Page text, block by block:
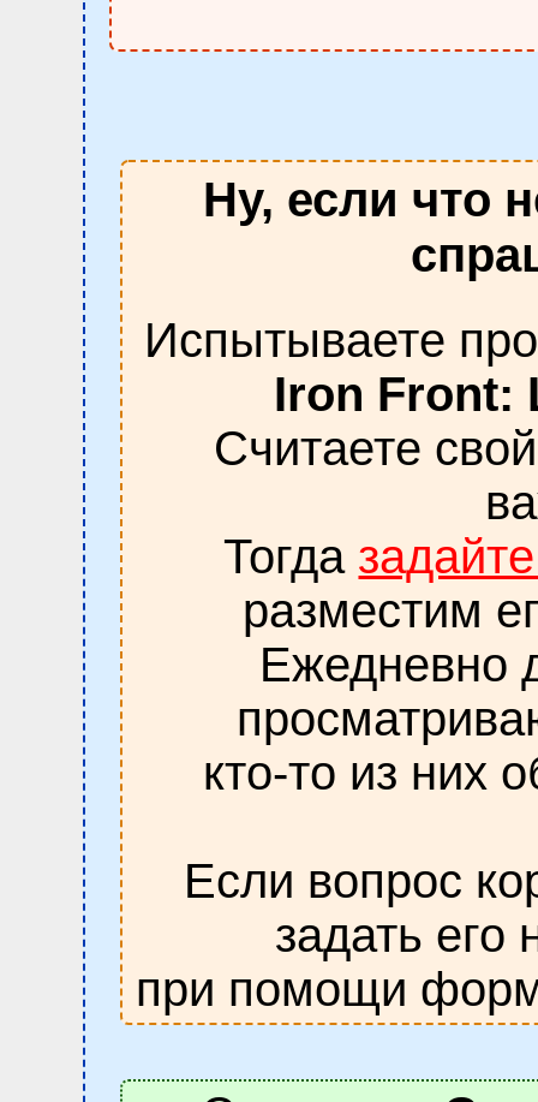
Ну, если что
Испытываете
Iron Front:
Считаете
Тогда
разместим
Ежедневно
кто-то из них
Если вопрос
задать его
при помощи